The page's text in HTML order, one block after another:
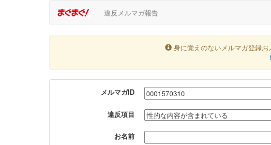
違反メルマガ報告
身に覚えのないメルマガ登録
メルマガID
違反項目
お名前